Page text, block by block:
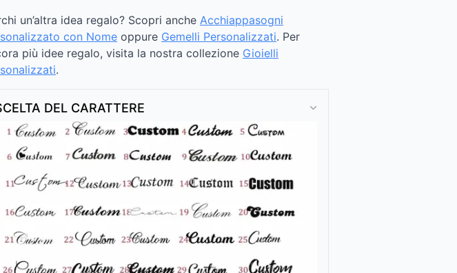
un’altra idea regalo? Scopri anche Acchiappasogni
con Nome oppure Gemelli Personalizzati. Per
più idee regalo, visita la nostra collezione Gioielli
.
DEL CARATTERE